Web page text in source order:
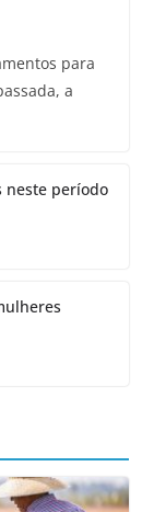
para
a
neste período